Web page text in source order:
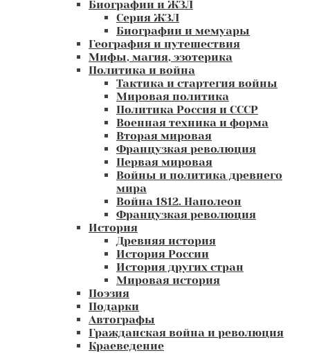
Биографии и ЖЗЛ
Серия ЖЗЛ
Биографии и мемуары
География и путешествия
Мифы, магия, эзотерика
Политика и война
Тактика и стартегия войны
Мировая политика
Политика Россия и СССР
Военная техника и форма
Вторая мировая
Французкая революция
Первая мировая
Войны и политика древнего
мира
Война 1812. Наполеон
Французкая революция
История
Древняя история
История России
История других стран
Мировая история
Поэзия
Подарки
Автографы
Гражданская война и революция
Краеведение